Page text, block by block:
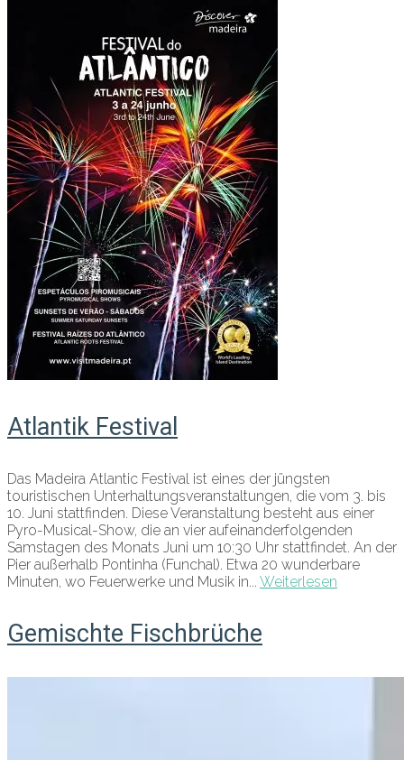
Atlantik Festival
Das Madeira Atlantic Festival ist eines der jüngsten
touristischen Unterhaltungsveranstaltungen, die vom 3. bis
10. Juni stattfinden. Diese Veranstaltung besteht aus einer
Pyro-Musical-Show, die an vier aufeinanderfolgenden
Samstagen des Monats Juni um 10:30 Uhr stattfindet. An der
Pier außerhalb Pontinha (Funchal). Etwa 20 wunderbare
Minuten, wo Feuerwerke und Musik in... Weiterlesen
Gemischte Fischbrüche